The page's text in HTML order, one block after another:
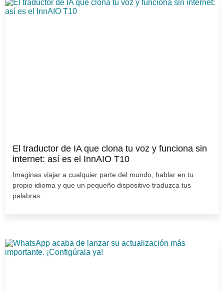
El traductor de IA que clona tu voz y funciona sin
internet: así es el InnAIO T10
Imaginas viajar a cualquier parte del mundo, hablar en tu
propio idioma y que un pequeño dispositivo traduzca tus
palabras...